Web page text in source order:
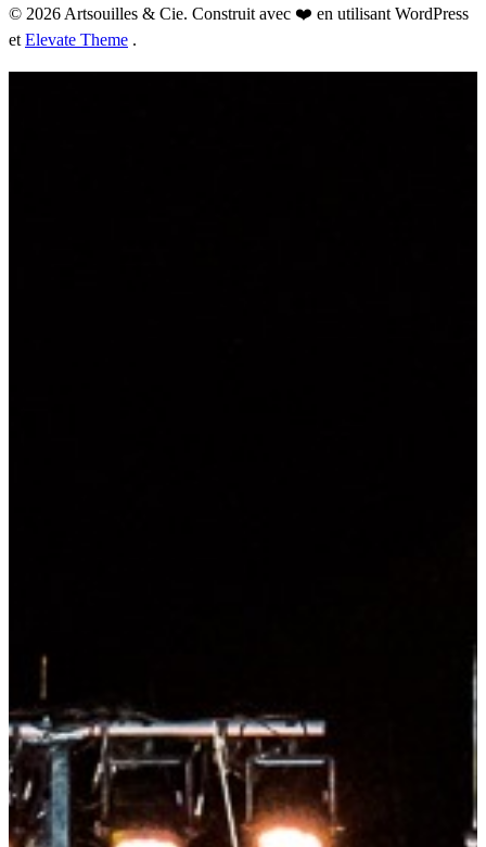
© 2026 Artsouilles & Cie. Construit avec ❤️ en utilisant WordPress
et Elevate Theme .